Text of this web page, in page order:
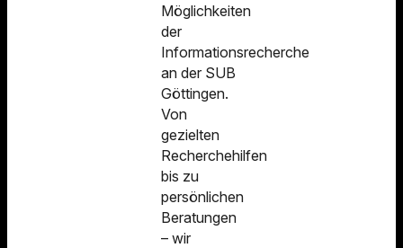
Möglichkeiten
der
Informationsrecherche
an der SUB
Göttingen.
Von
gezielten
Recherchehilfen
bis zu
persönlichen
Beratungen
– wir